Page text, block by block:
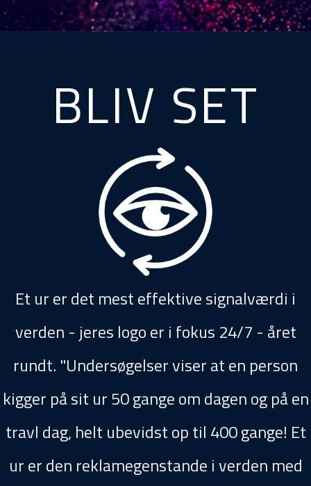
BLIV SET
Et ur er det mest effektive signalværdi i
verden - jeres logo er i fokus 24/7 - året
rundt. "Undersøgelser viser at en person
kigger på sit ur 50 gange om dagen og på en
travl dag, helt ubevidst op til 400 gange! Et
ur er den reklamegenstande i verden med